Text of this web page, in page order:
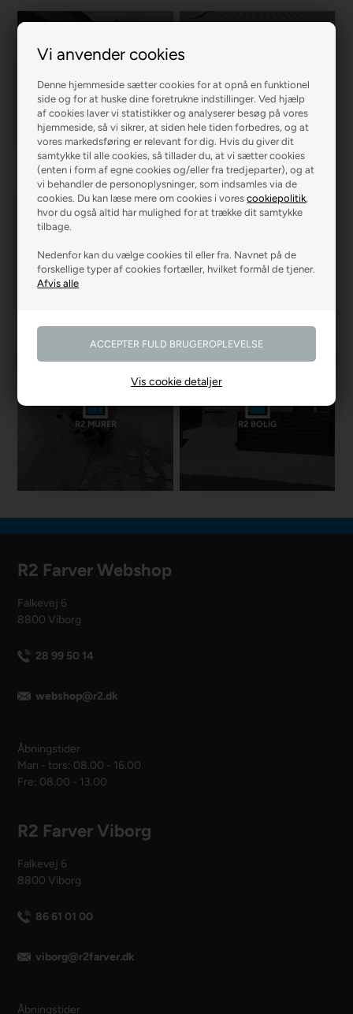
Vi anvender cookies
Denne hjemmeside sætter cookies for at opnå en funktionel
side og for at huske dine foretrukne indstillinger. Ved hjælp
af cookies laver vi statistikker og analyserer besøg på vores
hjemmeside, så vi sikrer, at siden hele tiden forbedres, og at
vores markedsføring er relevant for dig. Hvis du giver dit
samtykke til alle cookies, så tillader du, at vi sætter cookies
(enten i form af egne cookies og/eller fra tredjeparter), og at
vi behandler de personoplysninger, som indsamles via de
cookies. Du kan læse mere om cookies i vorescookiepolitik,
hvor du også altid har mulighed for at trække dit samtykke
tilbage.
Nedenfor kan du vælge cookies til eller fra. Navnet på de
forskellige typer af cookies fortæller, hvilket formål de tjener.
Vis cookie detaljer
R2 MALERFIRMA R2 FARVEHANDEL
R2 GULVE
R2 MURER R2 BOLIG
R2 Farver Webshop
Falkevej 6
8800 Viborg
28 99 50 14
webshop@r2.dk
Åbningstider
Man - tors: 08.00 - 16.00
Fre: 08.00 - 13.00
R2 Farver Viborg
Falkevej 6
8800 Viborg
86 61 01 00
viborg@r2farver.dk
Åbningstider